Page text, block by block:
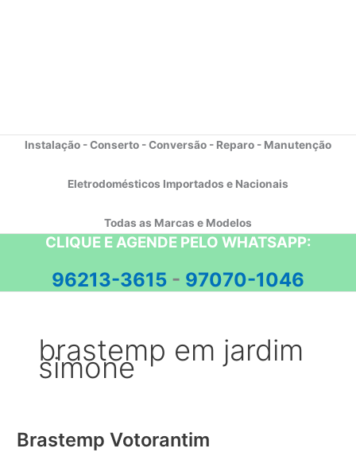
Instalação - Conserto - Conversão - Reparo - Manutenção
Eletrodomésticos Importados e Nacionais
Todas as Marcas e Modelos
CLIQUE E AGENDE PELO WHATSAPP:
96213-3615 - 97070-1046
brastemp em jardim
simone
Brastemp Votorantim